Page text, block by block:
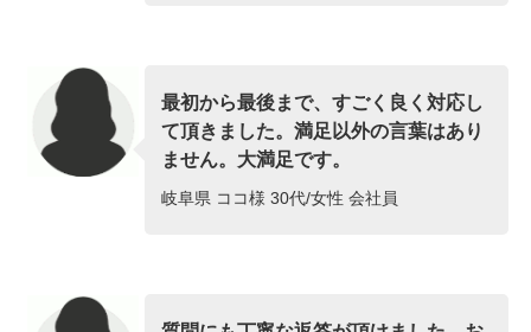
最初から最後まで、すごく良く対応し
て頂きました。満足以外の言葉はあり
ません。大満足です。
岐阜県 ココ様 30代/女性 会社員